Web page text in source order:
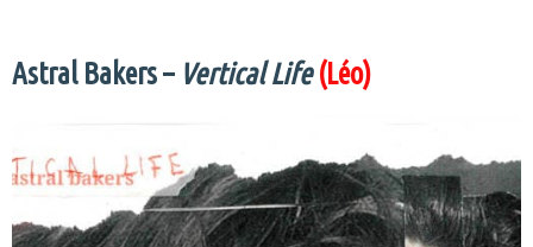
Astral Bakers – Vertical Life (Léo)